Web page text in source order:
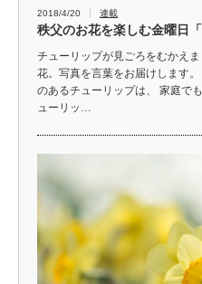
2018/4/20 連載
秩父のお花を楽しむ金曜日
チューリップが見ごろをむかえ
花。写真を言葉をお届けします
のあるチューリップは、 家庭で
ューリッ…